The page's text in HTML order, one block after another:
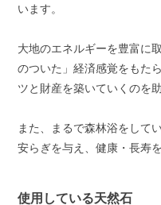
います。
大地のエネルギーを豊富に
のついた」経済感覚をもた
ツと財産を築いていくのを助
また、まるで森林浴をして
安らぎを与え、健康・長寿
使用している天然石